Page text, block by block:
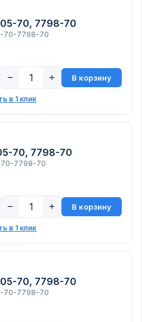
70, 7798-70
70-7798-70
− + В корзину
в 1 клик
70, 7798-70
7798-70
− + В корзину
в 1 клик
70, 7798-70
70-7798-70